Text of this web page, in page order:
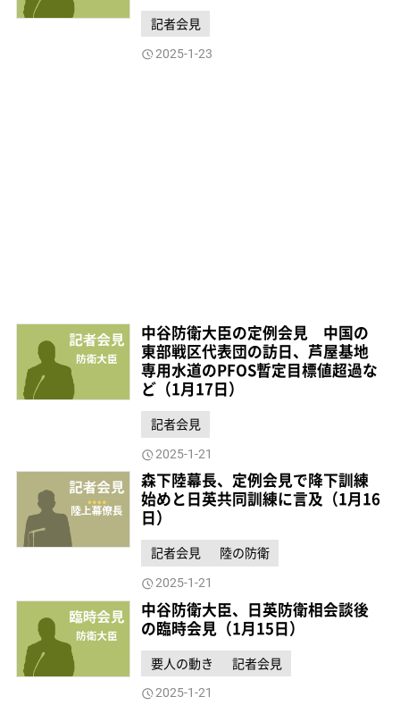
記者会見
2025-1-23
中谷防衛大臣の定例会見 中国の
東部戦区代表団の訪日、芦屋基地
専用水道のPFOS暫定目標値超過な
ど（1月17日）
記者会見
2025-1-21
森下陸幕長、定例会見で降下訓練
始めと日英共同訓練に言及（1月16
日）
記者会見 陸の防衛
2025-1-21
中谷防衛大臣、日英防衛相会談後
の臨時会見（1月15日）
要人の動き 記者会見
2025-1-21